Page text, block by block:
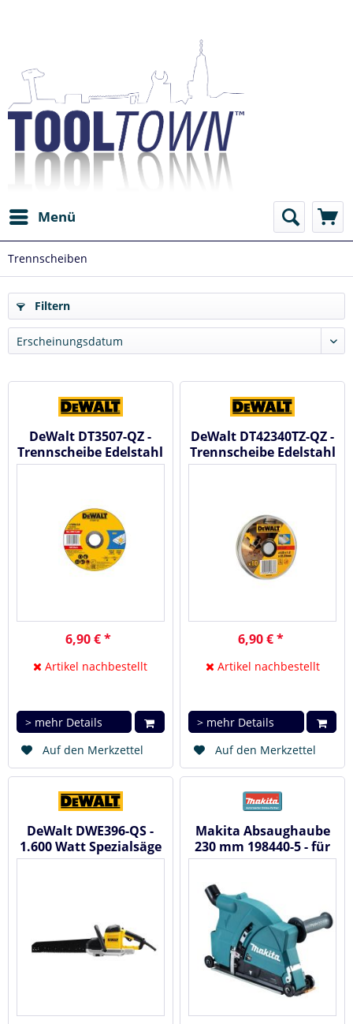
Menü
Trennscheiben
Filtern
DeWalt DT3507-QZ -
Trennscheibe Edelstahl
flach 125mmx1.0mm
6,90 € *
Artikel nachbestellt
> mehr Details
Auf den Merkzettel
DeWalt DT42340TZ-QZ -
Trennscheibe Edelstahl
flach 125mmx1.2mm
6,90 € *
Artikel nachbestellt
> mehr Details
Auf den Merkzettel
DeWalt DWE396-QS -
1.600 Watt Spezialsäge
295mm
Makita Absaughaube
230 mm 198440-5 - für
Makita Winkelschleifer